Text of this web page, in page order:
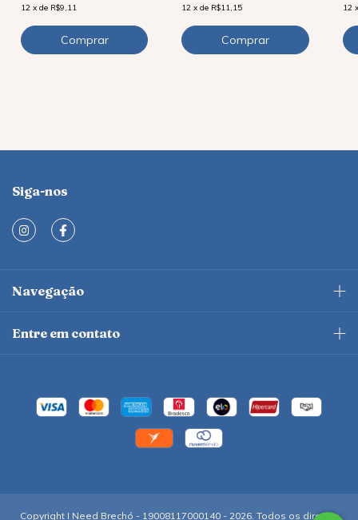
12 x de R$9,11 12 xde R$11,15 12
Siga-nos
Navegação
Entre em contato
Copyright I Need Brechó - 19008117000140 - 2026. Todos os direitos